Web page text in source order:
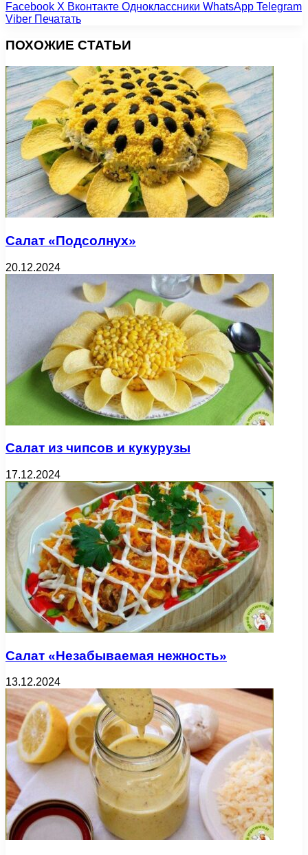
Facebook X Вконтакте Одноклассники WhatsApp Telegram
Viber Печатать
ПОХОЖИЕ СТАТЬИ
Салат «Подсолнух»
20.12.2024
Салат из чипсов и кукурузы
17.12.2024
Салат «Незабываемая нежность»
13.12.2024